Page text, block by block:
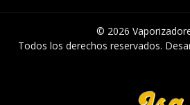
© 2026
Todos los derechos reservados.